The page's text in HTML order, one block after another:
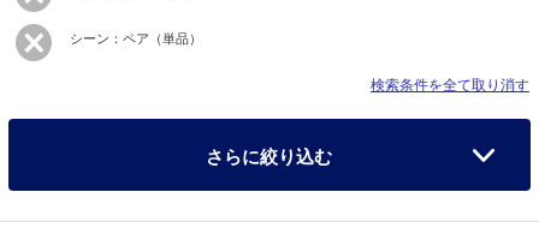
シーン：ペア（単品）
検索条件を全て取り消す
さらに絞り込む